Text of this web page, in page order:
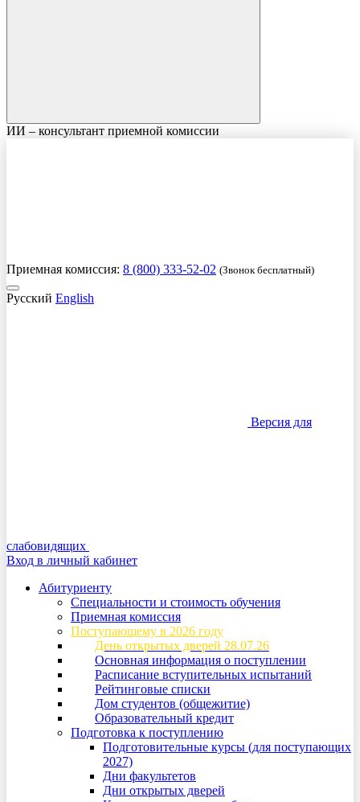
ИИ – консультант приемной комиссии
Приемная комиссия: 8 (800) 333-52-02 (Звонок бесплатный)
Русский English
Версия для
слабовидящих
Вход в личный кабинет
Абитуриенту
Специальности и стоимость обучения
Приемная комиссия
Поступающему в 2026 году
День открытых дверей 28.07.26
Основная информация о поступлении
Расписание вступительных испытаний
Рейтинговые списки
Дом студентов (общежитие)
Образовательный кредит
Подготовка к поступлению
Подготовительные курсы (для поступающих
2027)
Дни факультетов
Дни открытых дверей